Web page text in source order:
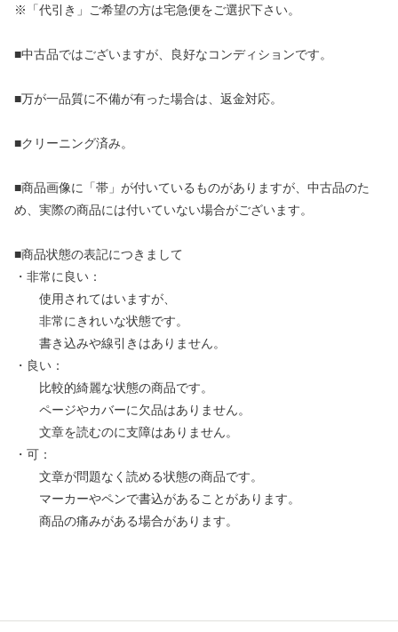
※「代引き」ご希望の方は宅急便をご選択下さい。
■中古品ではございますが、良好なコンディションです。
■万が一品質に不備が有った場合は、返金対応。
■クリーニング済み。
■商品画像に「帯」が付いているものがありますが、中古品のた
め、実際の商品には付いていない場合がございます。
■商品状態の表記につきまして
・非常に良い：
使用されてはいますが、
非常にきれいな状態です。
書き込みや線引きはありません。
・良い：
比較的綺麗な状態の商品です。
ページやカバーに欠品はありません。
文章を読むのに支障はありません。
・可：
文章が問題なく読める状態の商品です。
マーカーやペンで書込があることがあります。
商品の痛みがある場合があります。